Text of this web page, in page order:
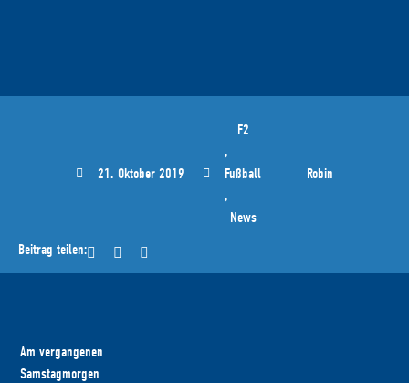
21. Oktober 2019
F2
,
Fußball
,
News
Robin
Beitrag teilen:
Am vergangenen
Samstagmorgen